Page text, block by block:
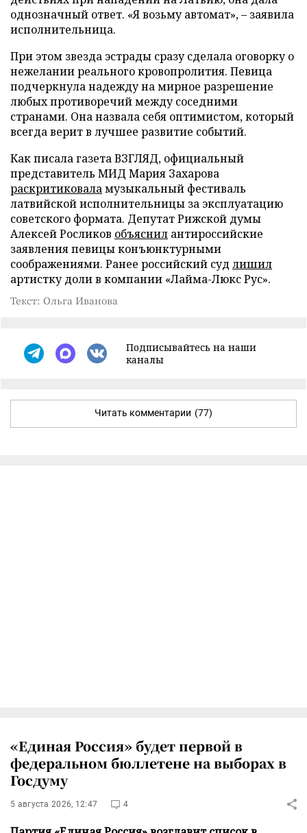
однозначный ответ. «Я возьму автомат», – заявила
исполнительница.
При этом звезда эстрады сразу сделала оговорку о
нежелании реального кровопролития. Певица
подчеркнула надежду на мирное разрешение
любых противоречий между соседними
странами. Она назвала себя оптимистом, который
всегда верит в лучшее развитие событий.
Как писала газета ВЗГЛЯД, официальный
представитель МИД Мария Захарова
раскритиковаламузыкальный фестиваль
латвийской исполнительницы за эксплуатацию
советского формата. Депутат Рижской думы
Алексей Росликов объяснил антироссийские
заявления певицы конъюнктурными
соображениями. Ранее российский суд лишил
артистку доли в компании «Лайма-Люкс Рус».
Текст: Ольга Иванова
Подписывайтесь на наши
каналы
Читать комментарии (77)
«Единая Россия» будет первой в
федеральном бюллетене на выборах в
Госдуму
5 августа 2026, 12:47 4